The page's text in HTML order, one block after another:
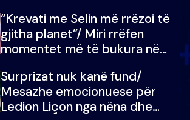
“Krevati me Selin më rrëzoi të
gjitha planet”/ Miri rrëfen
momentet më të bukura në
mungojë zilja e mëngjesit kur…
Surprizat nuk kanë fund/
Mesazhe emocionuese për
Ledion Liçon nga nëna dhe